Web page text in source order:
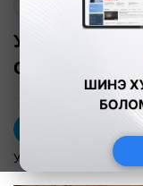
УИХ-ын
Сенатын
Улс төр 2024-10-01